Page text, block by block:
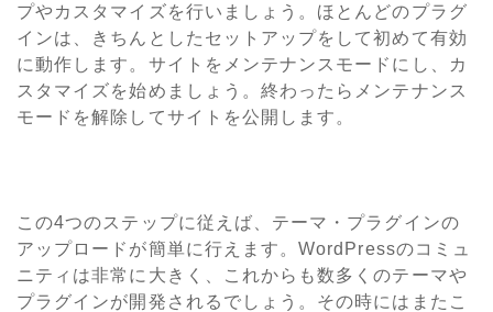
プやカスタマイズを行いましょう。ほとんどのプラグ
インは、きちんとしたセットアップをして初めて有効
に動作します。サイトをメンテナンスモードにし、カ
スタマイズを始めましょう。終わったらメンテナンス
モードを解除してサイトを公開します。
この4つのステップに従えば、テーマ・プラグインの
アップロードが簡単に行えます。WordPressのコミュ
ニティは非常に大きく、これからも数多くのテーマや
プラグインが開発されるでしょう。その時にはまたこ